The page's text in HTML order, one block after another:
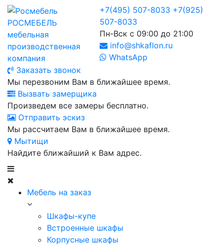
РОСМЕБЕЛЬ
мебельная
производственная
компания
+7(495) 507-8033 +7(925)
507-8033
Пн-Вск с 09:00 до 21:00
info@shkaflon.ru
WhatsApp
Заказать звонок
Мы перезвоним Вам в ближайшее время.
Вызвать замерщика
Произведем все замеры бесплатно.
Отправить эскиз
Мы рассчитаем Вам в ближайшее время.
Мытищи
Найдите ближайший к Вам адрес.
Мебель на заказ
Шкафы-купе
Встроенные шкафы
Корпусные шкафы